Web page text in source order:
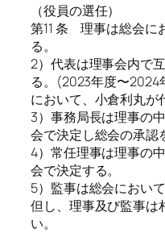
（役員の選任）
第11 条 理事は総会に
る。
2）代表は理事会内で
る。(2023年度〜2024
において、小倉利丸が
3）事務局長は理事の
会で決定し総会の承認
4）常任理事は理事の
会で決定する。
5）監事は総会におい
但し、理事及び監事は
い。